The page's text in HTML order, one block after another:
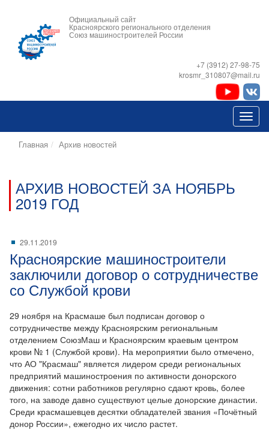
Официальный сайт
Красноярского регионального отделения
Союз машиностроителей России
+7 (3912) 27-98-75
krosmr_310807@mail.ru
Главная Архив новостей
АРХИВ НОВОСТЕЙ ЗА НОЯБРЬ
2019 ГОД
29.11.2019
Красноярские машиностроители
заключили договор о сотрудничестве
со Службой крови
29 ноября на Красмаше был подписан договор о
сотрудничестве между Красноярским региональным
отделением СоюзМаш и Красноярским краевым центром
крови № 1 (Службой крови). На мероприятии было отмечено,
что АО "Красмаш" является лидером среди региональных
предприятий машиностроения по активности донорского
движения: сотни работников регулярно сдают кровь, более
того, на заводе давно существуют целые донорские династии.
Среди красмашевцев десятки обладателей звания «Почётный
донор России», ежегодно их число растет.